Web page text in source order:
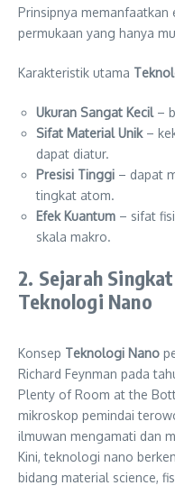
Prinsipnya
permukaan yang hanya
Karakteristik utama
Ukuran Sangat Kecil–
Sifat Material Unik–
dapat diatur.
Presisi Tinggi – dapat
tingkat atom.
Efek Kuantum – sifat
skala makro.
2. Sejarah
Teknologi Nano
Konsep Teknologi Nano
Richard Feynman pada
Plenty of Room at the
mikroskop pemindai
ilmuwan mengamati dan
Kini, teknologi nano
bidang material science,